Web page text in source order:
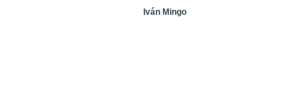
Iván Mingo